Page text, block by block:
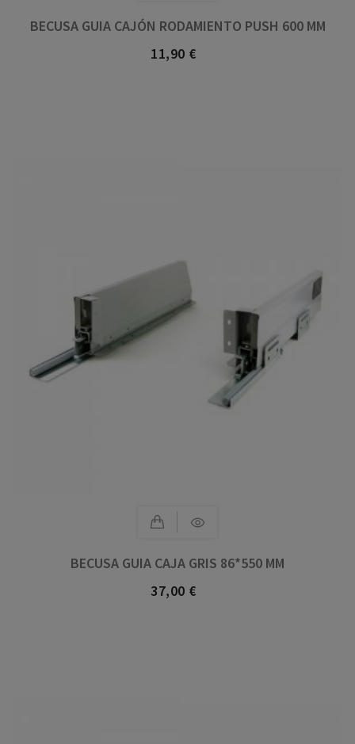
BECUSA GUIA CAJÓN RODAMIENTO PUSH 600 MM
Precio
11,90 €
BECUSA GUIA CAJA GRIS 86*550 MM
Precio
37,00 €